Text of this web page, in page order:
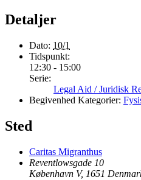
Detaljer
Dato: 10/1
Tidspunkt:
12:30 - 15:00
Serie:
Legal Aid / Juridisk
Begivenhed Kategorier:
Sted
Caritas Migranthus
Reventlowsgade 10
København V, 1651